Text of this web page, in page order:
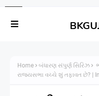
Home બંધારણ સંપુર્ણ સિરિઝ
રાજ્યસભા વચ્ચે શું તફાવત છે? |